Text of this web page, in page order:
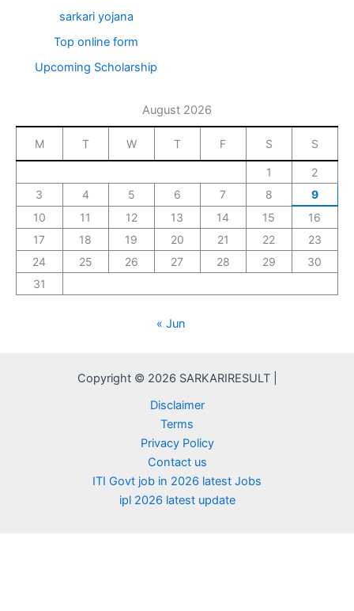
sarkari yojana
Top online form
Upcoming Scholarship
August 2026
M T W T F S S
1
2
3
4 5 6 7 8
9
10
11 12 13 14 15
16
17
18 19 20 21 22
23
24
25 26 27 28 29
30
31
« Jun
Copyright © 2026 SARKARIRESULT |
Disclaimer
Terms
Privacy Policy
Contact us
ITI Govt job in 2026 latest Jobs
ipl 2026 latest update